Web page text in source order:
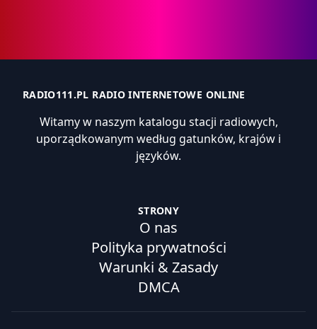
RADIO111.PL RADIO INTERNETOWE ONLINE
Witamy w naszym katalogu stacji radiowych,
uporządkowanym według gatunków, krajów i
języków.
STRONY
O nas
Polityka prywatności
Warunki & Zasady
DMCA